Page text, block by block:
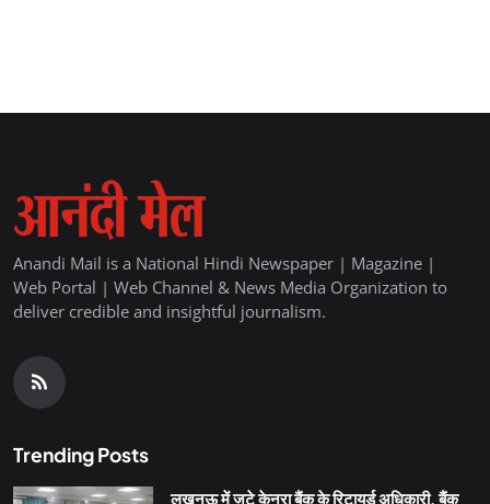
Anandi Mail is a National Hindi Newspaper | Magazine |
Web Portal | Web Channel & News Media Organization to
deliver credible and insightful journalism.
Trending Posts
लखनऊ में जुटे केनरा बैंक के रिटायर्ड अधिकारी, बैंक